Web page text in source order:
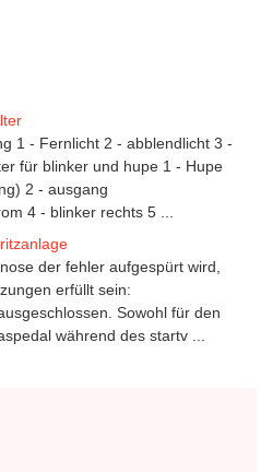
1 - Fernlicht 2 - abblendlicht 3 -
für blinker und hupe 1 - Hupe
2 - ausgang
4 - blinker rechts 5 ...
der fehler aufgespürt wird,
erfüllt sein:
Sowohl für den
während des startv ...